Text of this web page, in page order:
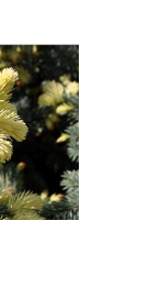
сорт